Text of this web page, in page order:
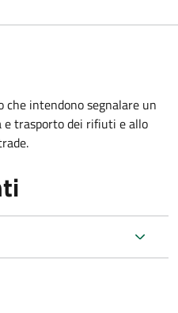
intendono segnalare un
e trasporto dei rifiuti e allo